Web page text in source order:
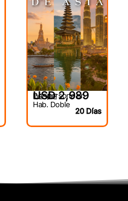
DESDE
USD 2,989
Por persona en
Hab. Doble
20 Días